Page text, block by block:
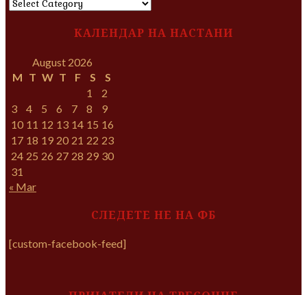
КАЛЕНДАР НА НАСТАНИ
August 2026
M T W T F S
S
1
2
3
4 5 6 7 8
9
10 11 12 13 14 15 16
17 18 19 20 21 22 23
24 25 26 27 28 29 30
31
« Mar
СЛЕДЕТЕ НЕ НА ФБ
[custom-facebook-feed]